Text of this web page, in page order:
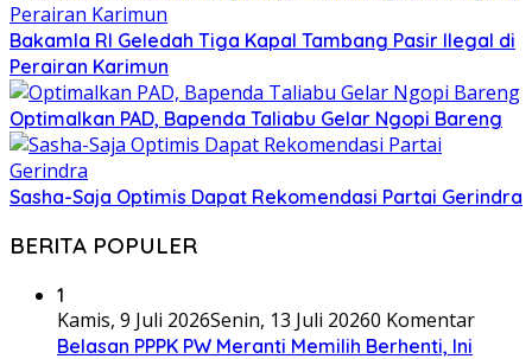
Bakamla RI Geledah Tiga Kapal Tambang Pasir Ilegal di
Perairan Karimun
Optimalkan PAD, Bapenda Taliabu Gelar Ngopi Bareng
Sasha-Saja Optimis Dapat Rekomendasi Partai Gerindra
BERITA POPULER
1
Kamis, 9 Juli 2026Senin, 13 Juli 20260 Komentar
Belasan PPPK PW Meranti Memilih Berhenti, Ini